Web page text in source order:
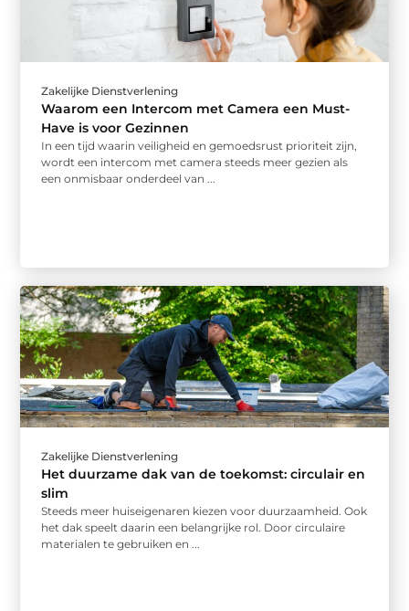
Zakelijke Dienstverlening
Waarom een Intercom met Camera een Must-
Have is voor Gezinnen
In een tijd waarin veiligheid en gemoedsrust prioriteit zijn,
wordt een intercom met camera steeds meer gezien als
een onmisbaar onderdeel van ...
Zakelijke Dienstverlening
Het duurzame dak van de toekomst: circulair en
slim
Steeds meer huiseigenaren kiezen voor duurzaamheid. Ook
het dak speelt daarin een belangrijke rol. Door circulaire
materialen te gebruiken en ...